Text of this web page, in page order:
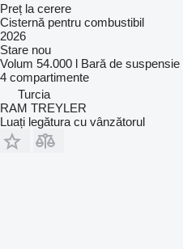
Preț la cerere
Cisternă pentru combustibil
2026
Stare nou
Volum 54.000 l Bară de suspensie
4 compartimente
Turcia
RAM TREYLER
Luați legătura cu vânzătorul